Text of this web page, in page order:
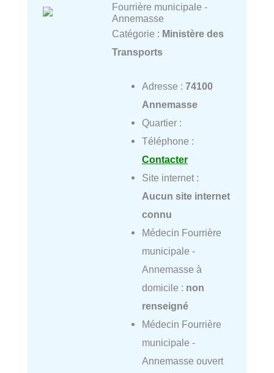
Fourrière municipale -
Annemasse
Catégorie : Ministère des
Transports
Adresse : 74100
Annemasse
Quartier :
Téléphone :
Contacter
Site internet :
Aucun site internet
connu
Médecin Fourrière
municipale -
Annemasse à
domicile : non
renseigné
Médecin Fourrière
municipale -
Annemasse ouvert